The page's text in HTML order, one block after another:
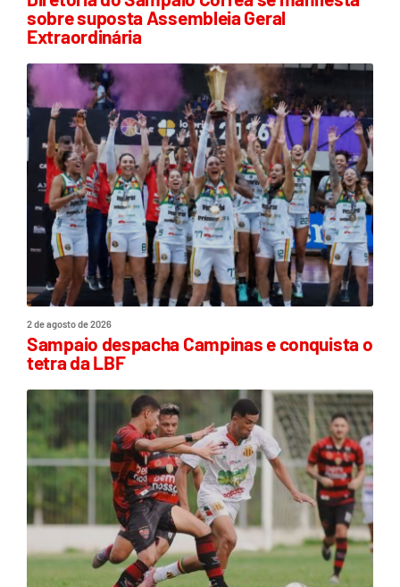
sobre suposta Assembleia Geral
Extraordinária
2 de agosto de 2026
Sampaio despacha Campinas e conquista o
tetra da LBF